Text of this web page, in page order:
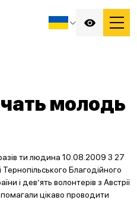
молодь
ти людина 10.08.2009 З 27
Благодійного
і дев’ять волонтерів з Австрії
цікаво проводити